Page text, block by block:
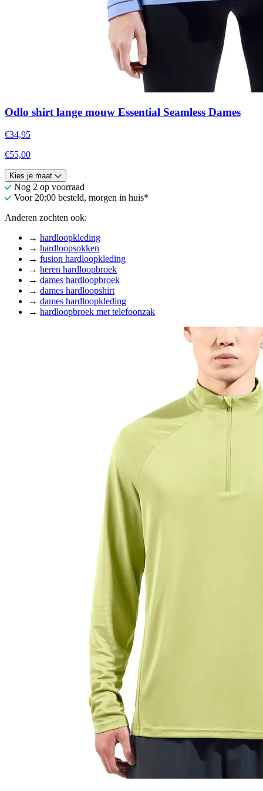
Odlo shirt lange mouw Essential Seamless Dames
€34,95
€55,00
Kies je maat
Nog 2 op voorraad
Voor 20:00 besteld, morgen in huis*
Anderen zochten ook:
→ hardloopkleding
→ hardloopsokken
→ fusion hardloopkleding
→ heren hardloopbroek
→ dames hardloopbroek
→ dames hardloopshirt
→ dames hardloopkleding
→ hardloopbroek met telefoonzak